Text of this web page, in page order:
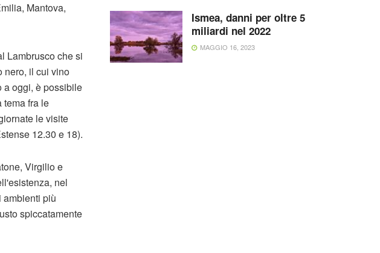
Mantova,
che si
nero, il cui vino
a oggi, è possibile
tema fra le
le visite
12.30 e 18).
Virgilio e
nel
ambienti più
spiccatamente
Ismea, danni per oltre 5
miliardi nel 2022
MAGGIO 16, 2023